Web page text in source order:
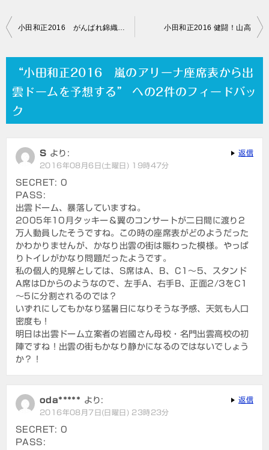
投
ー
ョ
ン
小田和正2016 がんばれ錦織、渡利、錦織、山高！【小田さんの情報はありません】 小田和正2016 健闘！山高
“小田和正2016 嵐のアリーナ座席表から出
雲ドームを予想する” への2件のフィードバッ
ク
S より:
2016年08月6日(土曜日) 19時47分
SECRET: 0
PASS:
出雲ドーム、暴落していますね。
2005年10月タッキー＆翼のコンサートが二日間に渡り2
万人動員したそうですね。この時の座席表がどのようだった
かわかりませんが、かなり出雲の街は賑わった模様。やっぱ
りトイレがかなり問題だったようです。
私の個人的見解としては、S席はA、B、C1～5、スタンド
A席はDからのようなので、左手A、右手B、正面2/3をC1
～5に分割されるのでは？
いずれにしてもかなり猛暑日になりそうな予感、天気も人口
密度も！
明日は出雲ドーム立案者の岩國さん母校・名門出雲高校の初
陣ですね！出雲の街もかなり静かになるのではないでしょう
か？！
返信
oda***** より:
2016年08月7日(日曜日) 23時23分
SECRET: 0
PASS:
返信